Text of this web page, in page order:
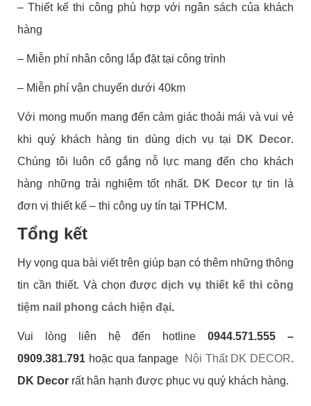
– Thiết kế thi công phù hợp với ngân sách của khách
hàng
– Miễn phí nhân công lắp đặt tại công trình
– Miễn phí vận chuyển dưới 40km
Với mong muốn mang đến cảm giác thoải mái và vui vẻ
khi quý khách hàng tin dùng dịch vụ tại
DK Decor.
Chúng tôi luôn cố gắng nỗ lực mang đến cho khách
hàng những trải nghiệm tốt nhất.
DK Decortự tin là
đơn vị thiết kế – thi công uy tín tại TPHCM.
Tổng kết
Hy vọng qua bài viết trên giúp bạn có thêm những thông
tin cần thiết. Và chọn được dịch vụ thiết kế thi công
tiệm nail phong cách hiện đại.
Vui lòng liên hệ đến hotline 0944.571.555 –
0909.381.791 hoặc qua fanpage Nội Thất DK DECOR.
DK Decor rất hân hạnh được phục vụ quý khách hàng.